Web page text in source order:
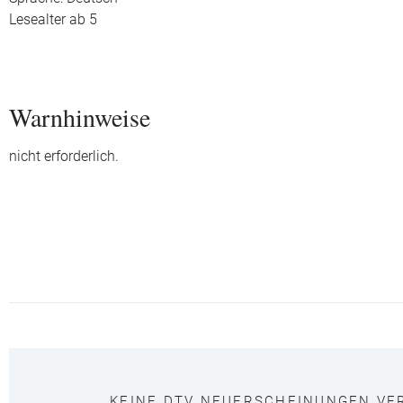
Lesealter ab 5
Warnhinweise
nicht erforderlich.